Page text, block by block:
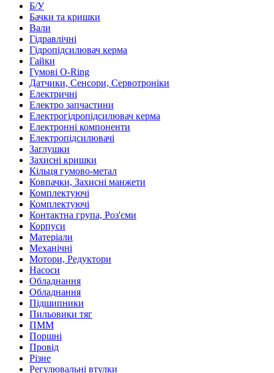
Б/У
Бачки та кришки
Вали
Гідравлічні
Гідропідсилювач керма
Гайки
Гумові O-Ring
Датчики, Сенсори, Сервотроніки
Електричні
Електро запчастини
Електрогідропідсилювач керма
Електронні компоненти
Електропідсилювачі
Заглушки
Захисні кришки
Кільця гумово-метал
Ковпачки, Захисні манжети
Комплектуючі
Комплектуючі
Контактна група, Роз'єми
Корпуси
Матеріали
Механічні
Мотори, Редуктори
Насоси
Обладнання
Обладнання
Підшипники
Пильовики тяг
ПММ
Поршні
Провід
Різне
Регулювальні втулки